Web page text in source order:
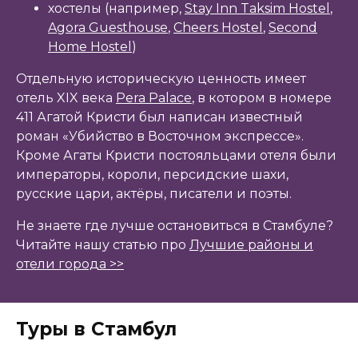
хостелы (например, Stay Inn Taksim Hostel ,
Agora Guesthouse, Cheers Hostel , Second
Home Hostel )
Отдельную историческую ценность имеет
отель XIX века Pera Palace, в котором в номере
411 Агатой Кристи был написан известный
роман «Убийство в Восточном экспрессе».
Кроме Агаты Кристи постояльцами отеля были
императоры, короли, персидские шахи,
русские цари, актёры, писатели и поэты.
Не знаете где лучше остановиться в Стамбуле?
Читайте нашу статью про Лучшие районы и
отели города >>
Туры в Стамбул